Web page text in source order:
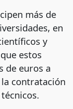
más de
en
y
estos
de euros a
contratación